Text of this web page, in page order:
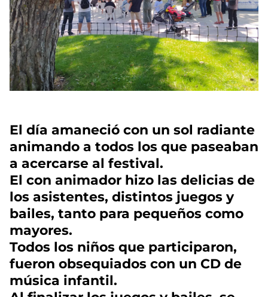
El día amaneció con un sol radiante
animando a todos los que paseaban
a acercarse al festival.
El con animador hizo las delicias de
los asistentes, distintos juegos y
bailes, tanto para pequeños como
mayores.
Todos los niños que participaron,
fueron obsequiados con un CD de
música infantil.